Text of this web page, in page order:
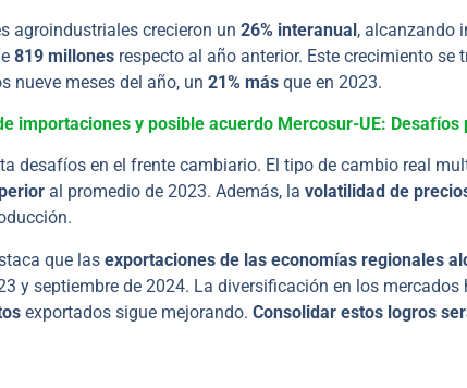
agroindustriales crecieron un 26% interanual, alcanzando
819 millones respecto al año anterior. Este crecimiento se
nueve meses del año, un 21% más que en 2023.
importaciones y posible acuerdo Mercosur-UE:
desafíos en el frente cambiario. El tipo de cambio real
al promedio de 2023. Además, la volatilidad de
que las exportaciones de las economías regionales
y septiembre de 2024. La diversificación en los mercados
exportados sigue mejorando. Consolidar estos logros